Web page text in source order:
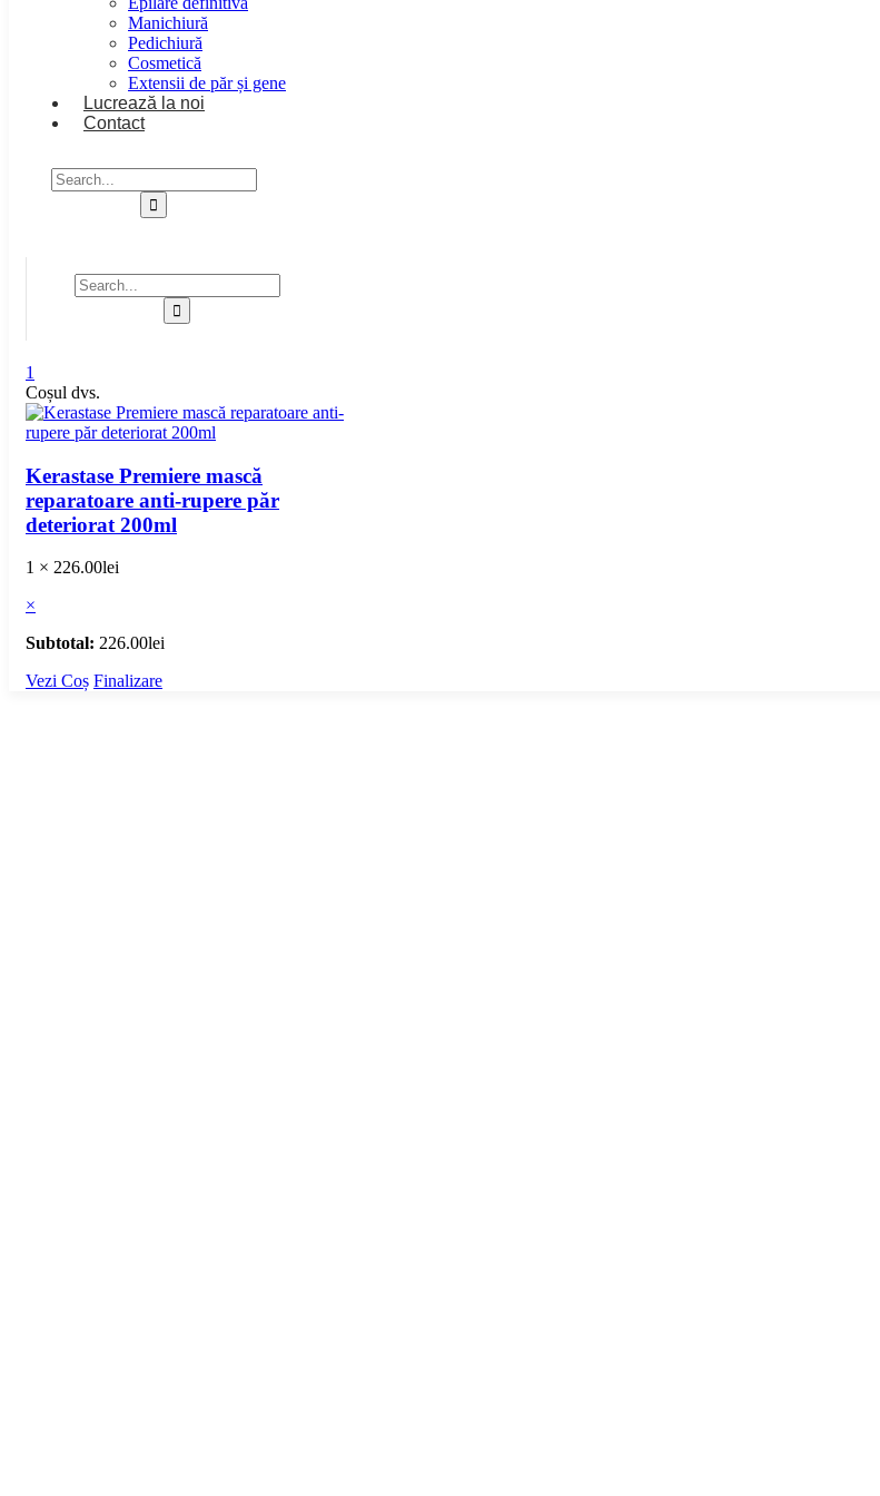
Manichiură
Pedichiură
Cosmetică
Extensii de păr și gene
Lucrează la noi
Contact
1
Coșul dvs.
Kerastase Premiere mască
reparatoare anti-rupere păr
deteriorat 200ml
1 × 226.00lei
×
Subtotal: 226.00lei
Vezi Coș Finalizare